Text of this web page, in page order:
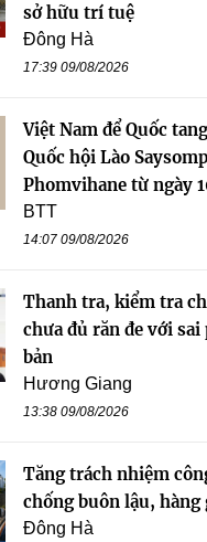
sở hữu trí tuệ
Đông Hà
17:39 09/08/2026
Việt Nam để Quốc
Quốc hội Lào
Phomvihane từ ngày
BTT
14:07 09/08/2026
Thanh tra, kiểm tra
chưa đủ răn đe với
bản
Hương Giang
13:38 09/08/2026
Tăng trách nhiệm
chống buôn lậu, hàng
Đông Hà